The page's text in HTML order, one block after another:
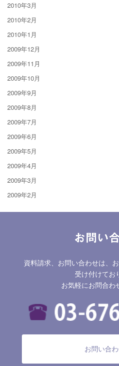
2010年3月
2010年2月
2010年1月
2009年12月
2009年11月
2009年10月
2009年9月
2009年8月
2009年7月
2009年6月
2009年5月
2009年4月
2009年3月
2009年2月
お問い
資料請求、お問い合わせは、
受け付けてお
お気軽にお問合わ
お問い合